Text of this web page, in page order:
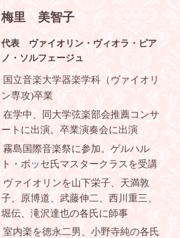
梅里 美智子
代表 ヴァイオリン・ヴィオラ・ピア
ノ・ソルフェージュ
国立音楽大学器楽学科（ヴァイオリ
ン専攻)卒業
在学中、同大学弦楽部会推薦コンサ
ートに出演。卒業演奏会に出演
霧島国際音楽祭に参加。ゲルハル
ト・ボッセ氏マスタークラスを受講
ヴァイオリンを山下栄子、天満敦
子、原博道、 武藤伸二、西川重三、
堀伝、滝沢達也の各氏に師事
室内楽を徳永二男、小野寺純の各氏